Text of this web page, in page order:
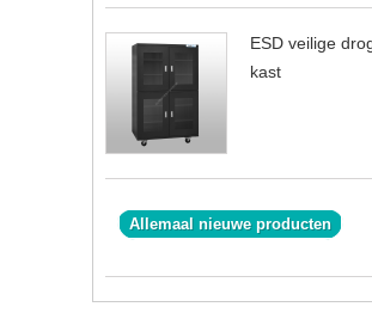
ESD veilige
kast
Allemaal nieuwe producten